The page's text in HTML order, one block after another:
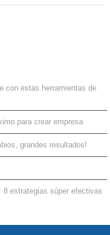
con estas herramientas de
para crear empresa
grandes resultados!
8 estrategias súper efectivas